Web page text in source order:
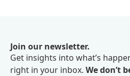
Join our newsletter.
Get insights into what’s
right in your inbox. We don’t